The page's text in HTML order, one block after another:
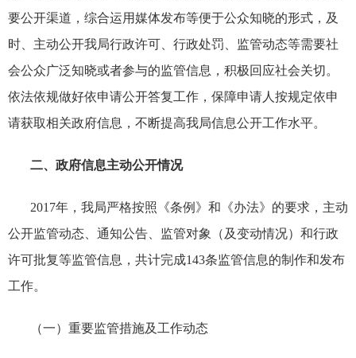
要公开渠道，综合运用媒体发布等便于公众知晓的形式，及
时、主动公开我局行政许可、行政处罚、监管动态等需要社
会公众广泛知晓或者参与的监管信息，积极回应社会关切。
依法依规做好依申请公开答复工作，保障申请人按规定依申
请获取相关政府信息，不断提高我局信息公开工作水平。
二、政府信息主动公开情况
2017年，我局严格按照《条例》和《办法》的要求，主动
公开监管动态、通知公告、监管对象（及变动情况）和行政
许可批复等监管信息，共计完成143条监管信息的制作和发布
工作。
（一）重要监管措施及工作动态